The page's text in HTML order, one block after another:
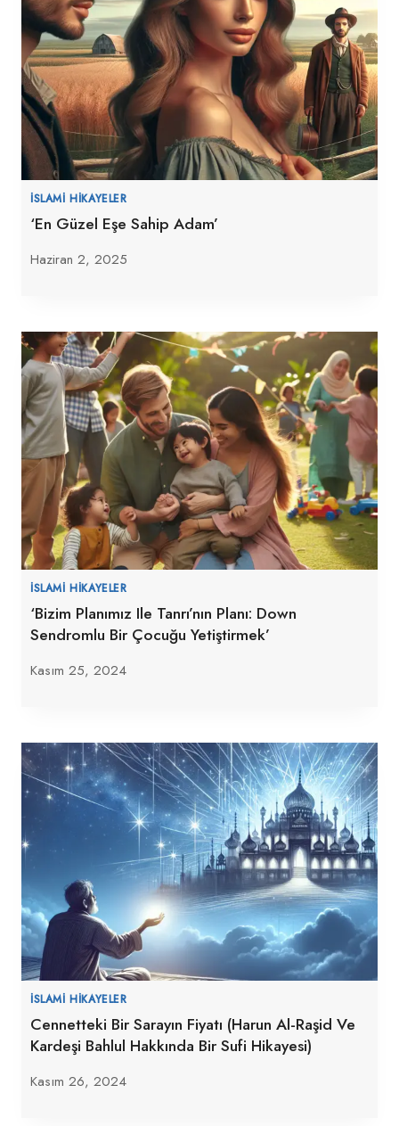
İSLAMI HIKAYELER
‘En Güzel Eşe Sahip Adam’
Haziran 2, 2025
İSLAMI HIKAYELER
‘Bizim Planımız Ile Tanrı’nın Planı: Down
Sendromlu Bir Çocuğu Yetiştirmek’
Kasım 25, 2024
İSLAMI HIKAYELER
Cennetteki Bir Sarayın Fiyatı (Harun Al-Raşid Ve
Kardeşi Bahlul Hakkında Bir Sufi Hikayesi)
Kasım 26, 2024